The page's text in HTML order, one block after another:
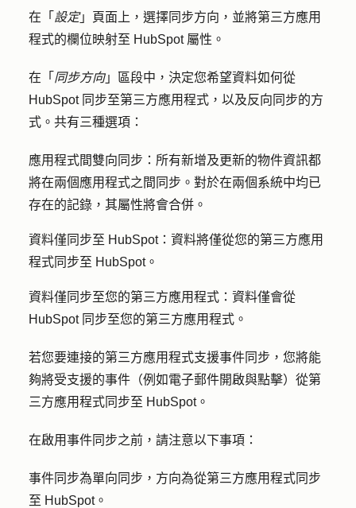
在「 設定」頁面上，選擇同步方向，並將第三方應用
程式的欄位映射至 HubSpot 屬性。
在「 同步方向」區段中，決定您希望資料如何從
HubSpot 同步至第三方應用程式，以及反向同步的方
式。共有三種選項：
應用程式間雙向同步： 所有新增及更新的物件資訊都
將在兩個應用程式之間同步。對於在兩個系統中均已
存在的記錄，其屬性將會合併。
資料僅同步至 HubSpot：資料將僅從您的第三方應用
程式同步至 HubSpot。
資料僅同步至您的第三方應用程式 ：資料僅會從
HubSpot 同步至您的第三方應用程式。
若您要連接的第三方應用程式支援事件同步，您將能
夠將受支援的事件（例如電子郵件開啟與點擊）從第
三方應用程式同步至 HubSpot。
在啟用事件同步之前，請注意以下事項：
事件同步為單向同步，方向為從第三方應用程式同步
至 HubSpot。